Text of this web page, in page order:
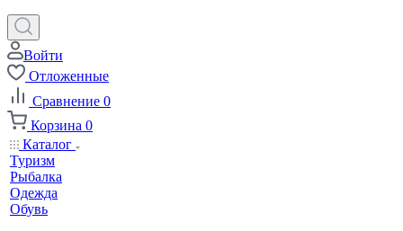
Войти
Отложенные
Сравнение 0
Корзина 0
Каталог
Туризм
Рыбалка
Одежда
Обувь